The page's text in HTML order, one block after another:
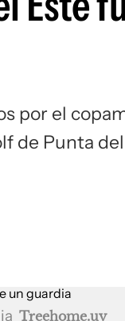
por el
de Punta
Treehome.uy